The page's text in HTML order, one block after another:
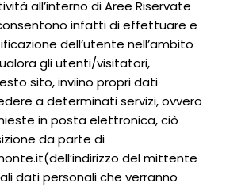
all’interno di Aree Riservate
infatti di effettuare e
dell’utente nell’ambito
gli utenti/visitatori,
sito, inviino propri dati
a determinati servizi, ovvero
in posta elettronica, ciò
da parte di
del mittente
dati personali che verranno